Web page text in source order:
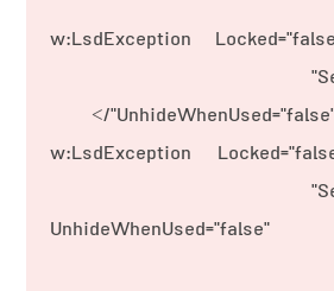
<w:LsdException
UnhideWhenUsed="false"
<w:LsdException
UnhideWhenUsed="false"